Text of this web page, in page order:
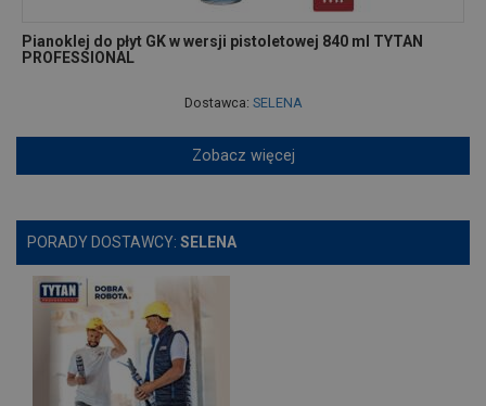
Pianoklej do płyt GK w wersji pistoletowej 840 ml TYTAN
PROFESSIONAL
Dostawca: SELENA
Zobacz więcej
PORADY DOSTAWCY: SELENA